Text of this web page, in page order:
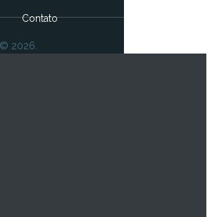
Contato
© 2026.